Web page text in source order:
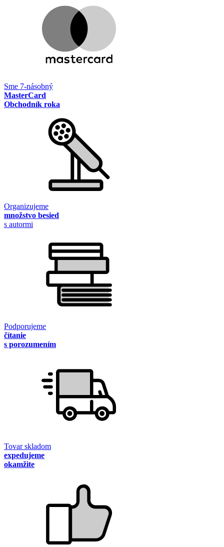
Sme 7-násobný
MasterCard
Obchodník roka
Organizujeme
množstvo besied
s autormi
Podporujeme
čítanie
s porozumením
Tovar skladom
expedujeme
okamžite